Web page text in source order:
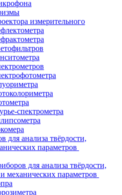
измерительного
спектрометра
для анализа твёрдости,
параметров
для анализа твёрдости,
механических параметров